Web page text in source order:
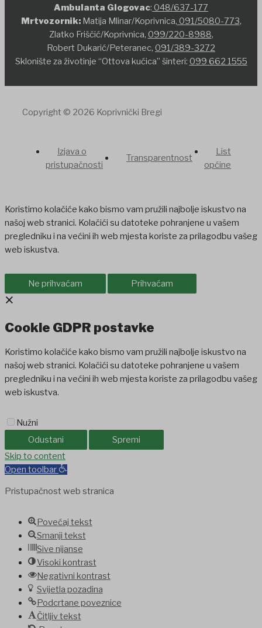
Ambulanta Glogovac: 048/637-177
Mrtvozornik:Matija Mlinar/Koprivnica, 091/5080-773,
Zlatko Friščić/Koprivnica, 099/220-8988,
Robert Dukarić/Peteranec, 091/389-3272
Sklonište za životinje “Ottova kućica” šinteri: 099 662 1555
Copyright © 2026 Koprivnički Bregi
Izjava o
pristupačnosti
Transparentnost
List
općine
Koristimo kolačiće kako bismo vam pružili najbolje iskustvo na
našoj web stranici. Kolačići su datoteke pohranjene u vašem
pregledniku i na većini ih web mjesta koriste za prilagodbu vašeg
web iskustva.
Ne prihvaćam Prihvaćam
×
Cookie GDPR postavke
Koristimo kolačiće kako bismo vam pružili najbolje iskustvo na
našoj web stranici. Kolačići su datoteke pohranjene u vašem
pregledniku i na većini ih web mjesta koriste za prilagodbu vašeg
web iskustva.
Nužni
Odustani
Spremi
Skip to content
Open toolbar
Pristupačnost web stranica
Povećaj tekst
Smanji tekst
Sive nijanse
Visoki kontrast
Negativni kontrast
Svijetla pozadina
Podcrtane poveznice
Čitljiv tekst